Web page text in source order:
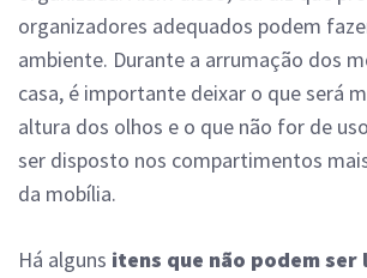
organizadores adequados podem
ambiente. Durante a arrumação dos
casa, é importante deixar o que será
altura dos olhos e o que não for de
ser disposto nos compartimentos
da mobília.
Há alguns itens que não podem